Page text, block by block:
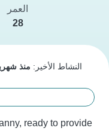
العمر
28
النشاط الأخير: منذ
ready to provide